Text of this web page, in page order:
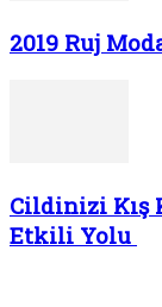
2019 Ruj
Cildinizi Kış
Etkili Yolu